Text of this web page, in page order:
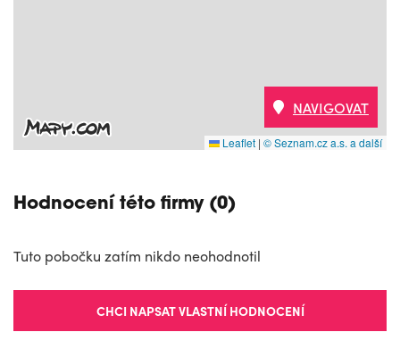
Leaflet | © Seznam.cz a.s. a další
NAVIGOVAT
Hodnocení této firmy (0)
Tuto pobočku zatím nikdo neohodnotil
CHCI NAPSAT VLASTNÍ HODNOCENÍ